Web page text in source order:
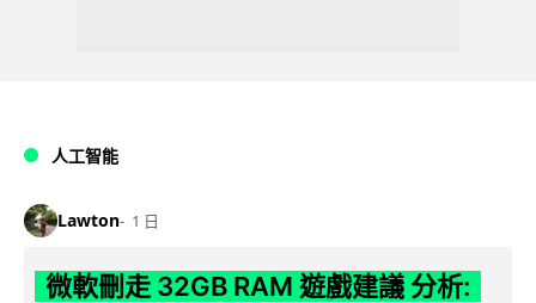
人工智能
Lawton 1 日
微軟刪走 32GB RAM 遊戲建議 分析: